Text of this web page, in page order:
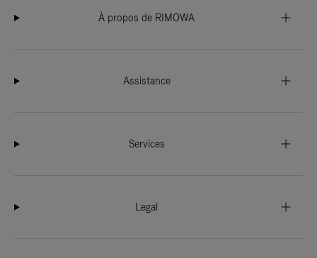
À propos de RIMOWA
Assistance
Services
Legal